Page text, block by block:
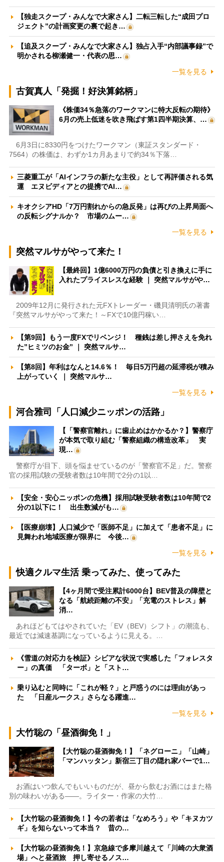
【独走スクープ・みんなで大家さん】二転三転した“成田プロ
ジェクト”の計画変更の裏で起き…
【追及スクープ・みんなで大家さん】独占入手“内部議事録”で
明かされる柳瀬健一・代表の思…
一覧を見る
古賀真人「発掘！好決算銘柄」
《株価34％急落のワークマンに特大反転の期待》
6月の売上低迷を吹き飛ばす第1四半期決算、…
6月3日に8330円をつけたワークマン（東証スタンダード・
7564）の株価は、わずか1カ月あまりで約34％下落…
三菱重工が「AIインフラの新たな主役」として再評価される気
運 エヌビディアとの提携でAI…
キオクシアHD「7万円割れからの急反発」は再びの上昇局面へ
の反転シグナルか？ 市場のムー…
一覧を見る
突然マルサがやって来た！
【最終回】1億6000万円の負債と引き換えに手に
入れたプライスレスな経験 ｜ 突然マルサがや…
2009年12月に発行された元FXトレーダー・磯貝清明氏の著書
『突然マルサがやって来た！～FXで10億円稼い…
【第9回】もう一度FXでリベンジ！ 種銭は差し押さえを免れ
た”ヒミツのお金” ｜ 突然マルサ…
【第8回】年利はなんと14.6％！ 毎日5万円超の延滞税が積み
上がっていく ｜ 突然マルサ…
一覧を見る
河合雅司「人口減少ニッポンの活路」
【「警察官離れ」に歯止めはかかるか？】警察庁
が本気で取り組む「警察組織の構造改革」 実
現…
警察庁が目下、頭を悩ませているのが「警察官不足」だ。警察
官の採用試験の受験者数は10年間で2分の1以…
【安全・安心ニッポンの危機】採用試験受験者数は10年間で2
分の1以下に！ 出生数減がも…
【医療崩壊】人口減少で「医師不足」に加えて「患者不足」に
見舞われ地域医療が限界に 今後…
一覧を見る
快適クルマ生活 乗ってみた、使ってみた
【4ヶ月間で受注累計6000台】BEV普及の障壁と
なる「航続距離の不安」「充電のストレス」解
消…
あれほどもてはやされていた「EV（BEV）シフト」の潮流も、
最近では減速基調になっているように見える。…
《雪道の対応力を検証》シビアな状況で実感した「フォレスタ
ー」の真価 「ターボ」と「スト…
乗り込むと同時に「これが軽？」と戸惑うのには理由があっ
た 「日産ルークス」さらなる躍進…
一覧を見る
大竹聡の「昼酒御免！」
【大竹聡の昼酒御免！】「ネグローニ」「山崎」
「マンハッタン」新宿三丁目の隠れ家バーで1…
お酒はいつ飲んでもいいものだが、昼から飲むお酒にはまた格
別の味わいがある――。ライター・作家の大竹…
【大竹聡の昼酒御免！】今の若者は「なめろう」や「キヌカツ
ギ」を知らないって本当？ 昔の…
【大竹聡の昼酒御免！】京急線で多摩川越えて「川崎の大衆酒
場」へと昼酒旅 押し寄せるノス…